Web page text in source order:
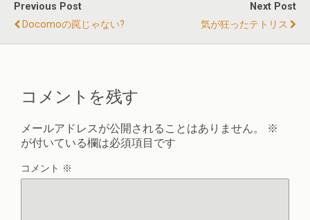
Previous Post
Docomoの罠じゃない?
Next Post
気が狂ったテトリス
コメントを残す
メールアドレスが公開されることはありません。
※
が付いている欄は必須項目です
コメント ※